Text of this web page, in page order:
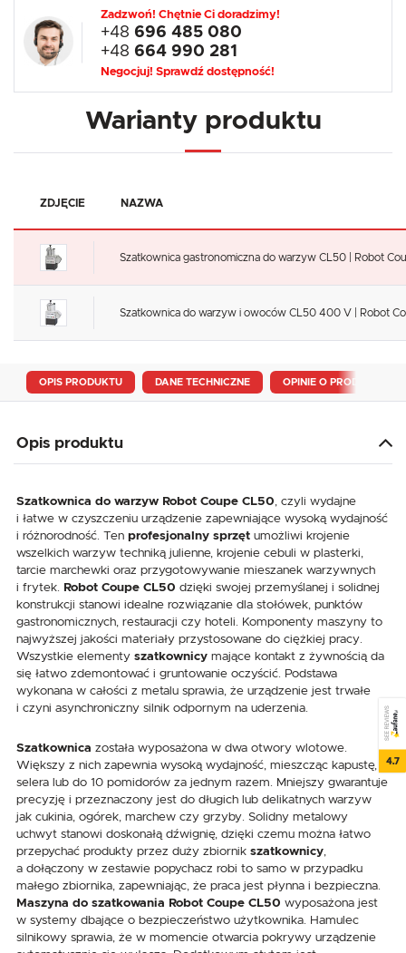
Zadzwoń! Chętnie Ci doradzimy!
+48 696 485 080
+48 664 990 281
Negocjuj! Sprawdź dostępność!
Warianty produktu
ZDJĘCIE NAZWA
Szatkownica gastronomiczna do warzyw CL50 | Robot
Szatkownica do warzyw i owoców CL50 400 V | Robot
OPIS PRODUKTU DANE TECHNICZNE OPINIE O PRODUKCIE
Opis produktu
Szatkownica do warzyw Robot Coupe CL50 , czyli wydajne
i łatwe w czyszczeniu urządzenie zapewniające wysoką wydajność
i różnorodność. Ten profesjonalny sprzęt umożliwi krojenie
wszelkich warzyw techniką julienne, krojenie cebuli w plasterki,
tarcie marchewki oraz przygotowywanie mieszanek warzywnych
i frytek. Robot Coupe CL50 dzięki swojej przemyślanej i solidnej
konstrukcji stanowi idealne rozwiązanie dla stołówek, punktów
gastronomicznych, restauracji czy hoteli. Komponenty maszyny to
najwyższej jakości materiały przystosowane do ciężkiej pracy.
Wszystkie elementy szatkownicy mające kontakt z żywnością da
się łatwo zdemontować i gruntowanie oczyścić. Podstawa
wykonana w całości z metalu sprawia, że urządzenie jest trwałe
i czyni asynchroniczny silnik odpornym na uderzenia.
Szatkownica została wyposażona w dwa otwory wlotowe.
Większy z nich zapewnia wysoką wydajność, mieszcząc kapustę,
selera lub do 10 pomidorów za jednym razem. Mniejszy gwarantuje
precyzję i przeznaczony jest do długich lub delikatnych warzyw
jak cukinia, ogórek, marchew czy grzyby. Solidny metalowy
uchwyt stanowi doskonałą dźwignię, dzięki czemu można łatwo
przepychać produkty przez duży zbiornik szatkownicy
a dołączony w zestawie popychacz robi to samo w przypadku
małego zbiornika, zapewniając, że praca jest płynna i bezpieczna.
Maszyna do szatkowania Robot Coupe CL50 wyposażona jest
w systemy dbające o bezpieczeństwo użytkownika. Hamulec
silnikowy sprawia, że w momencie otwarcia pokrywy urządzenie
SEE REVIEWS
4.7